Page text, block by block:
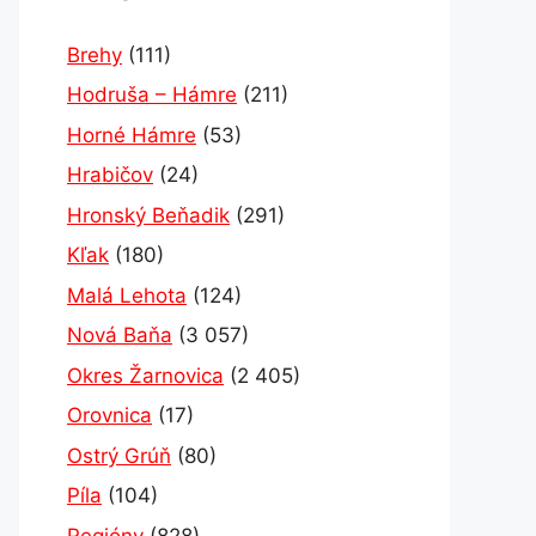
Brehy (111)
Hodruša – Hámre (211)
Horné Hámre (53)
Hrabičov (24)
Hronský Beňadik (291)
Kľak (180)
Malá Lehota (124)
Nová Baňa (3 057)
Okres Žarnovica (2 405)
Orovnica (17)
Ostrý Grúň (80)
Píla (104)